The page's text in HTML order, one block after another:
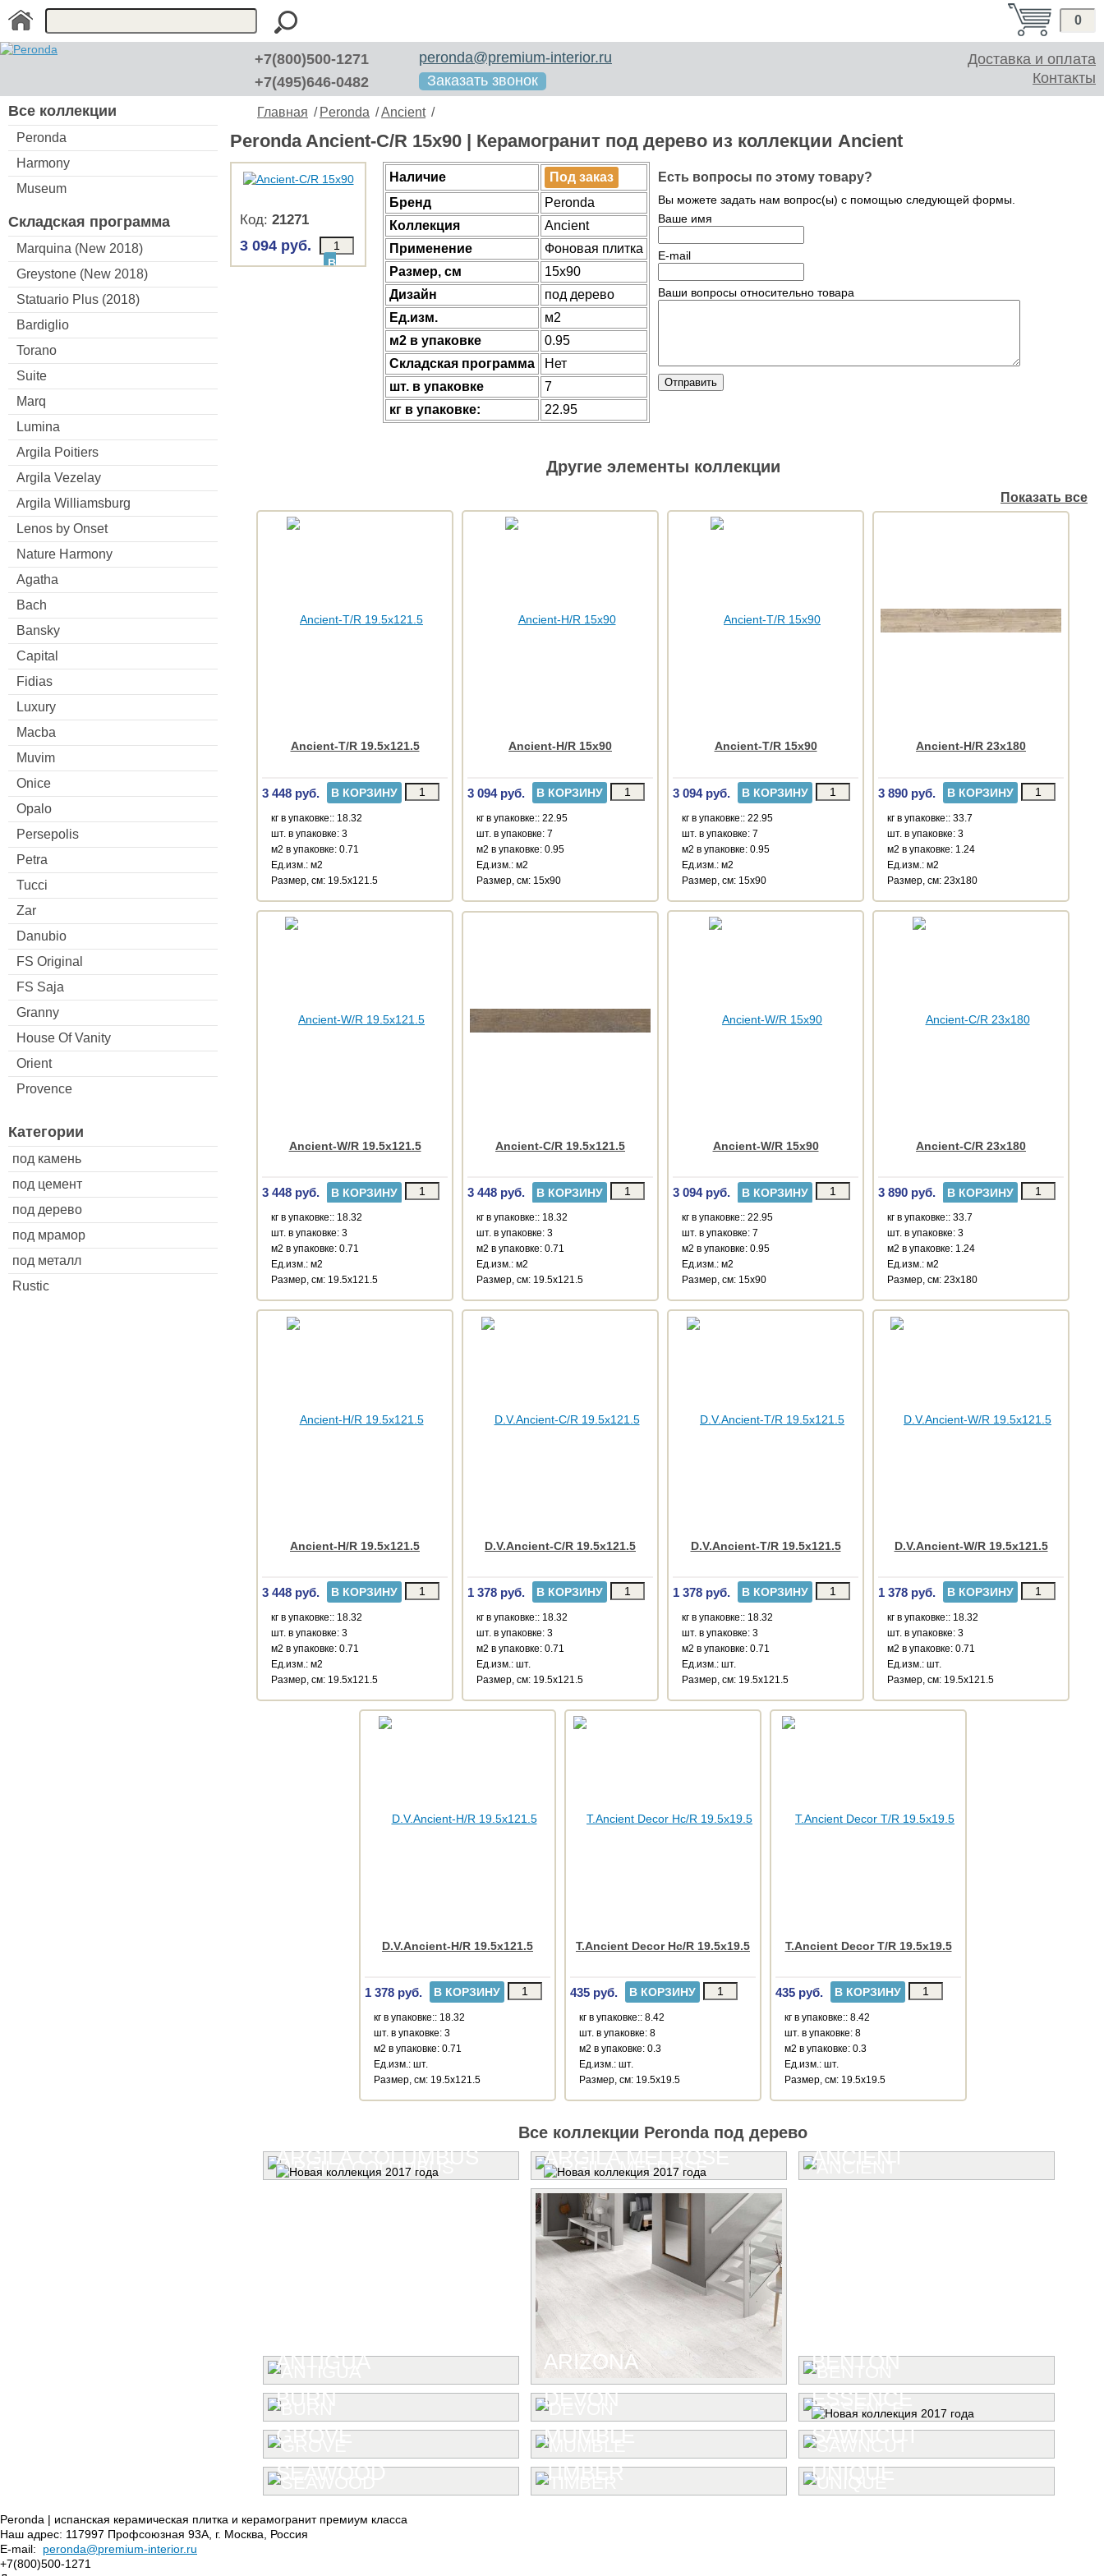
0
+7(800)500-1271
+7(495)646-0482
peronda@premium-interior.ru
Заказать звонок
Доставка и оплата
Контакты
Все коллекции
Peronda
Harmony
Museum
Складская программа
Marquina (New 2018)
Greystone (New 2018)
Statuario Plus (2018)
Bardiglio
Torano
Suite
Marq
Lumina
Argila Poitiers
Argila Vezelay
Argila Williamsburg
Lenos by Onset
Nature Harmony
Agatha
Bach
Bansky
Capital
Fidias
Luxury
Macba
Muvim
Onice
Opalo
Persepolis
Petra
Tucci
Zar
Danubio
FS Original
FS Saja
Granny
House Of Vanity
Orient
Provence
Категории
под камень
под цемент
под дерево
под мрамор
под металл
Rustic
Главная / Peronda /Ancient /
Peronda Ancient-C/R 15x90 | Керамогранит под дерево из коллекции Ancient
Код: 21271
3 094 руб.
В
Наличие
Под заказ
Бренд
Peronda
Коллекция
Ancient
Применение
Фоновая плитка
Размер, см
15x90
Дизайн
под дерево
Ед.изм.
м2
м2 в упаковке
0.95
Складская программа
Нет
шт. в упаковке
7
кг в упаковке:
22.95
Есть вопросы по этому товару?
Вы можете задать нам вопрос(ы) с помощью следующей формы.
Ваше имя
E-mail
Ваши вопросы относительно товара
Отправить
Другие элементы коллекции
Показать все
Ancient-T/R 19.5x121.5
3 448 руб. В КОРЗИНУ
кг в упаковке:: 18.32
шт. в упаковке: 3
м2 в упаковке: 0.71
Ед.изм.: м2
Размер, см: 19.5x121.5
Ancient-H/R 15x90
3 094 руб. В КОРЗИНУ
кг в упаковке:: 22.95
шт. в упаковке: 7
м2 в упаковке: 0.95
Ед.изм.: м2
Размер, см: 15x90
Ancient-T/R 15x90
3 094 руб. В КОРЗИНУ
кг в упаковке:: 22.95
шт. в упаковке: 7
м2 в упаковке: 0.95
Ед.изм.: м2
Размер, см: 15x90
Ancient-H/R 23x180
3 890 руб. В КОРЗИНУ
кг в упаковке:: 33.7
шт. в упаковке: 3
м2 в упаковке: 1.24
Ед.изм.: м2
Размер, см: 23x180
Ancient-W/R 19.5x121.5
3 448 руб. В КОРЗИНУ
кг в упаковке:: 18.32
шт. в упаковке: 3
м2 в упаковке: 0.71
Ед.изм.: м2
Размер, см: 19.5x121.5
Ancient-C/R 19.5x121.5
3 448 руб. В КОРЗИНУ
кг в упаковке:: 18.32
шт. в упаковке: 3
м2 в упаковке: 0.71
Ед.изм.: м2
Размер, см: 19.5x121.5
Ancient-W/R 15x90
3 094 руб. В КОРЗИНУ
кг в упаковке:: 22.95
шт. в упаковке: 7
м2 в упаковке: 0.95
Ед.изм.: м2
Размер, см: 15x90
Ancient-C/R 23x180
3 890 руб. В КОРЗИНУ
кг в упаковке:: 33.7
шт. в упаковке: 3
м2 в упаковке: 1.24
Ед.изм.: м2
Размер, см: 23x180
Ancient-H/R 19.5x121.5
3 448 руб. В КОРЗИНУ
кг в упаковке:: 18.32
шт. в упаковке: 3
м2 в упаковке: 0.71
Ед.изм.: м2
Размер, см: 19.5x121.5
D.V.Ancient-C/R 19.5x121.5
1 378 руб. В КОРЗИНУ
кг в упаковке:: 18.32
шт. в упаковке: 3
м2 в упаковке: 0.71
Ед.изм.: шт.
Размер, см: 19.5x121.5
D.V.Ancient-T/R 19.5x121.5
1 378 руб. В КОРЗИНУ
кг в упаковке:: 18.32
шт. в упаковке: 3
м2 в упаковке: 0.71
Ед.изм.: шт.
Размер, см: 19.5x121.5
D.V.Ancient-W/R 19.5x121.5
1 378 руб. В КОРЗИНУ
кг в упаковке:: 18.32
шт. в упаковке: 3
м2 в упаковке: 0.71
Ед.изм.: шт.
Размер, см: 19.5x121.5
D.V.Ancient-H/R 19.5x121.5
1 378 руб. В КОРЗИНУ
кг в упаковке:: 18.32
шт. в упаковке: 3
м2 в упаковке: 0.71
Ед.изм.: шт.
Размер, см: 19.5x121.5
T.Ancient Decor Hc/R 19.5x19.5
435 руб. В КОРЗИНУ
кг в упаковке:: 8.42
шт. в упаковке: 8
м2 в упаковке: 0.3
Ед.изм.: шт.
Размер, см: 19.5x19.5
T.Ancient Decor T/R 19.5x19.5
435 руб. В КОРЗИНУ
кг в упаковке:: 8.42
шт. в упаковке: 8
м2 в упаковке: 0.3
Ед.изм.: шт.
Размер, см: 19.5x19.5
Все коллекции Peronda под дерево
ARGILA COLUMBUS ARGILA MELROSE ANCIENT
ANTIGUA ARIZONA
BENTON
BURN
DEVON
ESSENCE
GROVE
MUMBLE
SAWNCUT
SEAWOOD
TIMBER UNIQUE
Peronda | испанская керамическая плитка и керамогранит премиум класса
Наш адрес: 117997 Профсоюзная 93А г. Москва
Россия
E-mail:
peronda@premium-interior.ru
+7(800)500-1271